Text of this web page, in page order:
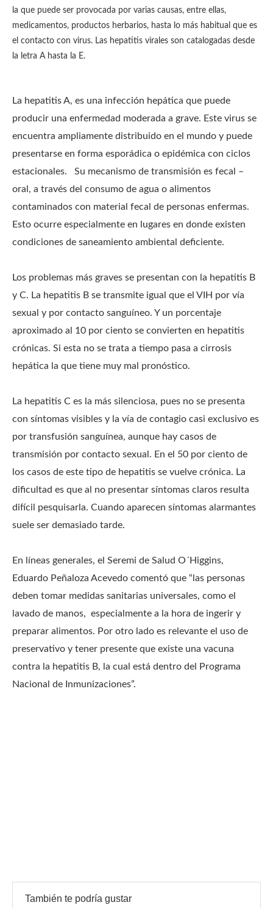
la que puede ser provocada por varias causas, entre ellas,
medicamentos, productos herbarios, hasta lo más habitual que es
el contacto con virus. Las hepatitis virales son catalogadas desde
la letra A hasta la E.
La hepatitis A, es una infección hepática que puede
producir una enfermedad moderada a grave. Este virus se
encuentra ampliamente distribuido en el mundo y puede
presentarse en forma esporádica o epidémica con ciclos
estacionales. Su mecanismo de transmisión es fecal –
oral, a través del consumo de agua o alimentos
contaminados con material fecal de personas enfermas.
Esto ocurre especialmente en lugares en donde existen
condiciones de saneamiento ambiental deficiente.
Los problemas más graves se presentan con la hepatitis B
y C. La hepatitis B se transmite igual que el VIH por vía
sexual y por contacto sanguíneo. Y un porcentaje
aproximado al 10 por ciento se convierten en hepatitis
crónicas. Si esta no se trata a tiempo pasa a cirrosis
hepática la que tiene muy mal pronóstico.
La hepatitis C es la más silenciosa, pues no se presenta
con síntomas visibles y la vía de contagio casi exclusivo es
por transfusión sanguínea, aunque hay casos de
transmisión por contacto sexual. En el 50 por ciento de
los casos de este tipo de hepatitis se vuelve crónica. La
dificultad es que al no presentar síntomas claros resulta
difícil pesquisarla. Cuando aparecen síntomas alarmantes
suele ser demasiado tarde.
En líneas generales, el Seremi de Salud O´Higgins,
Eduardo Peñaloza Acevedo comentó que “las personas
deben tomar medidas sanitarias universales, como el
lavado de manos, especialmente a la hora de ingerir y
preparar alimentos. Por otro lado es relevante el uso de
preservativo y tener presente que existe una vacuna
contra la hepatitis B, la cual está dentro del Programa
Nacional de Inmunizaciones”.
También te podría gustar